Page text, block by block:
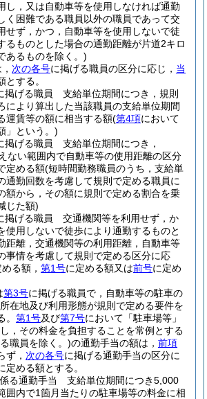
し，又は自動車等を使用しなければ通勤
く困難である職員以外の職員であって交
せず，かつ，自動車等を使用しないで徒
るものとした場合の通勤距離が片道2キロ
あるものを除く。)
次の各号に掲げる職員の区分に応じ， 当
とする。
掲げる職員 支給単位期間につき，規則
により算出した当該職員の支給単位期間
運賃等の額に相当する額(第4項において
」という。)
掲げる職員 支給単位期間につき，
ない範囲内で自動車等の使用距離の区分
定める額(短時間勤務職員のうち，支給単
通勤回数を考慮して規則で定める職員に
額から，その額に規則で定める割合を乗
じた額)
掲げる職員 交通機関等を利用せず，か
使用しないで徒歩により通勤するものと
距離，交通機関等の利用距離，自動車等
事情を考慮して規則で定める区分に応
る額， 第1号に定める額又は前号に定め
第3号に掲げる職員で，自動車等の駐車の
在地及び利用形態が規則で定める要件を
第1号及び第7号において「駐車場等」
，その料金を負担することを常例とする
職員を除く。)の通勤手当の額は， 前項
ず， 次の各号に掲げる通勤手当の区分に
定める額とする。
る通勤手当 支給単位期間につき5,000
囲内で1箇月当たりの駐車場等の料金に相